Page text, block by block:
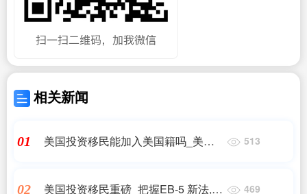
相关新闻
01
美国投资移民能加入美国籍吗_美国
513
02
美国投资移民重磅_把握EB-5 新法,踏
469